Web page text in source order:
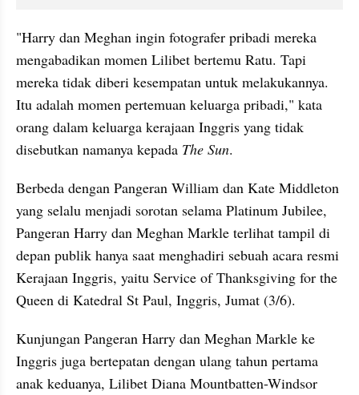
"Harry dan Meghan ingin fotografer pribadi mereka
mengabadikan momen Lilibet bertemu Ratu. Tapi
mereka tidak diberi kesempatan untuk melakukannya.
Itu adalah momen pertemuan keluarga pribadi," kata
orang dalam keluarga kerajaan Inggris yang tidak
disebutkan namanya kepada The Sun.
Berbeda dengan Pangeran William dan Kate Middleton
yang selalu menjadi sorotan selama Platinum Jubilee,
Pangeran Harry dan Meghan Markle terlihat tampil di
depan publik hanya saat menghadiri sebuah acara resmi
Kerajaan Inggris, yaitu Service of Thanksgiving for the
Queen di Katedral St Paul, Inggris, Jumat (3/6).
Kunjungan Pangeran Harry dan Meghan Markle ke
Inggris juga bertepatan dengan ulang tahun pertama
anak keduanya, Lilibet Diana Mountbatten-Windsor